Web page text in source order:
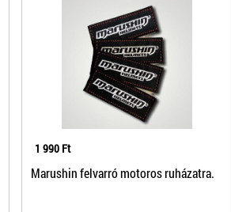
1 990 Ft
Marushin felvarró motoros ruházatra.